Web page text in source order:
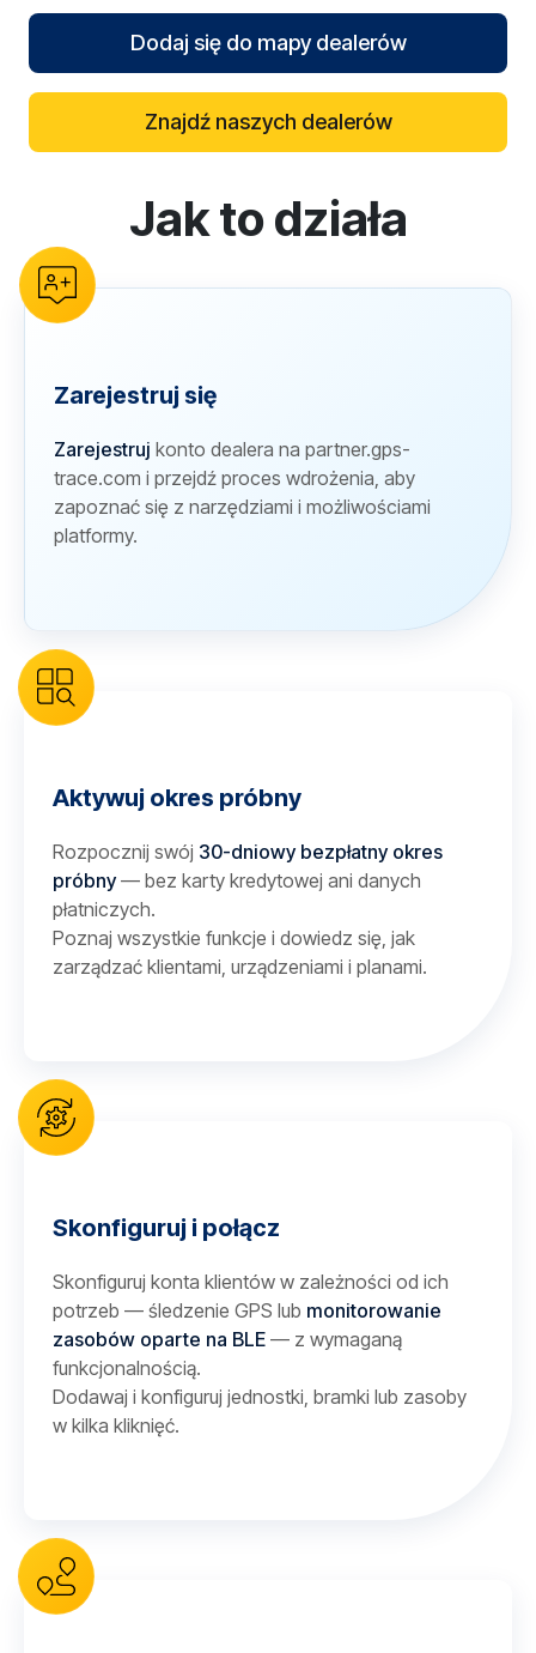
Dodaj się do mapy dealerów
Znajdź naszych dealerów
reCAPTCHA verificationJak to działa
Zarejestruj się
Zarejestruj konto dealera na partner.gps-
trace.com i przejdź proces wdrożenia, aby
zapoznać się z narzędziami i możliwościami
platformy.
Aktywuj okres próbny
Rozpocznij swój 30-dniowy bezpłatny okres
próbny— bez karty kredytowej ani danych
płatniczych.
Poznaj wszystkie funkcje i dowiedz się, jak
zarządzać klientami, urządzeniami i planami.
Skonfiguruj i połącz
Skonfiguruj konta klientów w zależności od ich
potrzeb — śledzenie GPS lub monitorowanie
zasobów oparte na BLE — z wymaganą
funkcjonalnością.
Dodawaj i konfiguruj jednostki, bramki lub zasoby
w kilka kliknięć.